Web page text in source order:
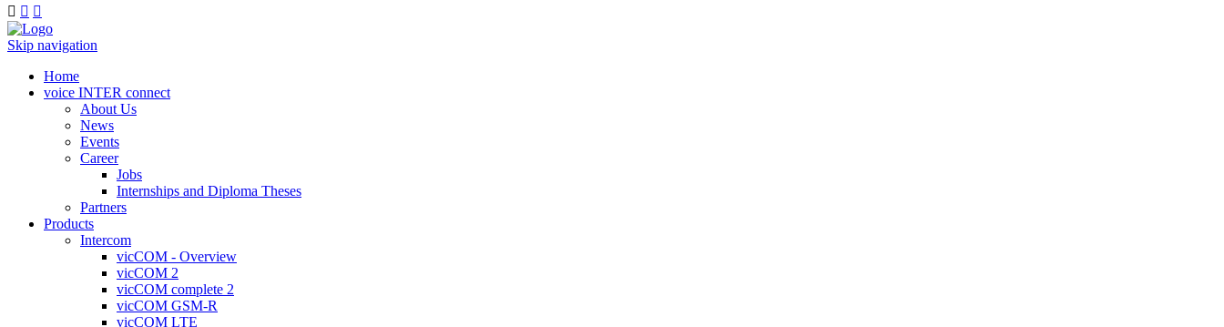
  
Skip navigation
Home
voice INTER connect
About Us
News
Events
Career
Jobs
Internships and Diploma Theses
Partners
Products
Intercom
vicCOM - Overview
vicCOM 2
vicCOM complete 2
vicCOM GSM-R
vicCOM LTE